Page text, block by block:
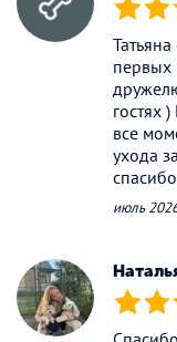
(*) (*)
первых
гостях
все
ухода
июль
(*) (*)